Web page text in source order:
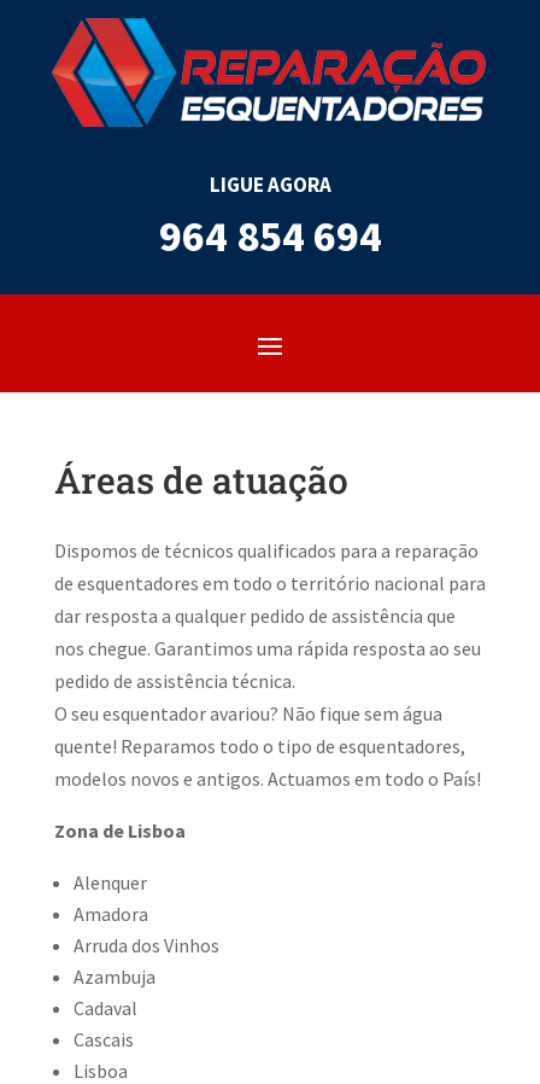
LIGUE AGORA
964 854 694
Áreas de atuação
Dispomos de técnicos qualificados para a reparação
de esquentadores em todo o território nacional para
dar resposta a qualquer pedido de assistência que
nos chegue. Garantimos uma rápida resposta ao seu
pedido de assistência técnica.
O seu esquentador avariou? Não fique sem água
quente! Reparamos todo o tipo de esquentadores,
modelos novos e antigos. Actuamos em todo o País!
Zona de Lisboa
Alenquer
Amadora
Arruda dos Vinhos
Azambuja
Cadaval
Cascais
Lisboa